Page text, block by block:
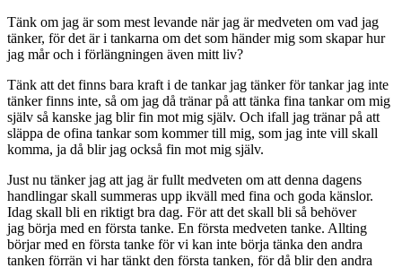
Tänk om jag är som mest levande när jag är medveten om vad jag
tänker, för det är i tankarna om det som händer mig som skapar hur
jag mår och i förlängningen även mitt liv?
Tänk att det finns bara kraft i de tankar jag tänker för tankar jag inte
tänker finns inte, så om jag då tränar på att tänka fina tankar om mig
själv så kanske jag blir fin mot mig själv. Och ifall jag tränar på att
släppa de ofina tankar som kommer till mig, som jag inte vill skall
komma, ja då blir jag också fin mot mig själv.
Just nu tänker jag att jag är fullt medveten om att denna dagens
handlingar skall summeras upp ikväll med fina och goda känslor.
Idag skall bli en riktigt bra dag. För att det skall bli så behöver
jag börja med en första tanke. En första medveten tanke. Allting
börjar med en första tanke för vi kan inte börja tänka den andra
tanken förrän vi har tänkt den första tanken, för då blir den andra